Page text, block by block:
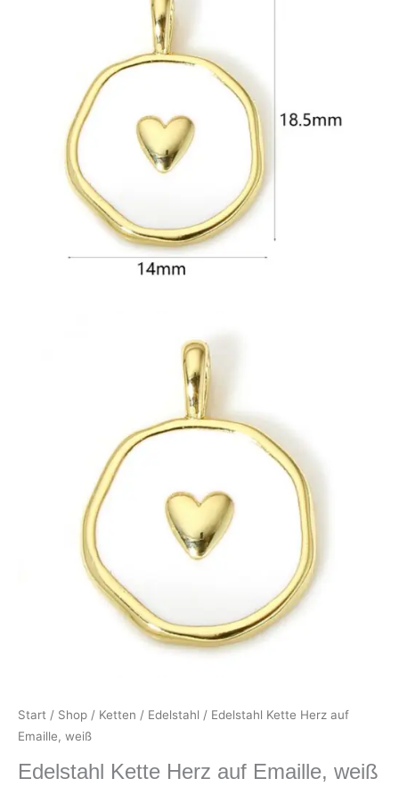
Start / Shop / Ketten / Edelstahl / Edelstahl Kette Herz auf
Emaille, weiß
Edelstahl Kette Herz auf Emaille, weiß